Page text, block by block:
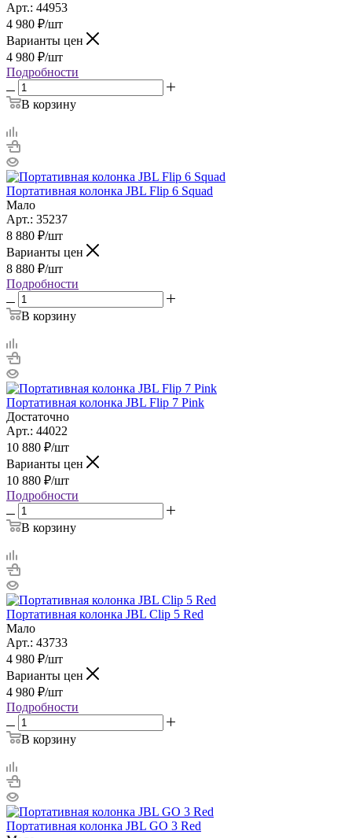
Арт.: 44953
4 980 ₽/шт
Варианты цен
4 980 ₽/шт
Подробности
В корзину
Портативная колонка JBL Flip 6 Squad
Мало
Арт.: 35237
8 880 ₽/шт
Варианты цен
8 880 ₽/шт
Подробности
В корзину
Портативная колонка JBL Flip 7 Pink
Достаточно
Арт.: 44022
10 880 ₽/шт
Варианты цен
10 880 ₽/шт
Подробности
В корзину
Портативная колонка JBL Clip 5 Red
Мало
Арт.: 43733
4 980 ₽/шт
Варианты цен
4 980 ₽/шт
Подробности
В корзину
Портативная колонка JBL GO 3 Red